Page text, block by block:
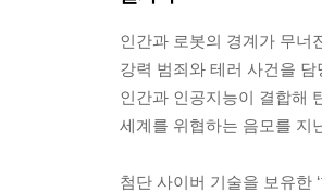
인간과 로봇의 경계가 무너
강력 범죄와 테러 사건을
인간과 인공지능이 결합해
세계를 위협하는 음모를 지
첨단 사이버 기술을 보유한